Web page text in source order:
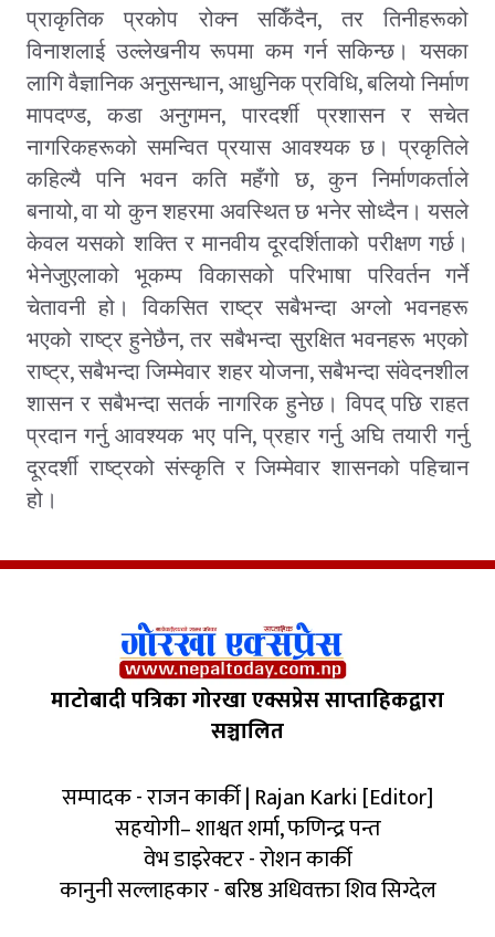
प्राकृतिक प्रकोप रोक्न सकिँदैन,तर तिनीहरूको
विनाशलाई उल्लेखनीय रूपमा कम गर्न सकिन्छ। यसका
लागि वैज्ञानिक अनुसन्धान,आधुनिक प्रविधि,बलियो निर्माण
मापदण्ड,कडा अनुगमन,पारदर्शी प्रशासन र सचेत
नागरिकहरूको समन्वित प्रयास आवश्यक छ। प्रकृतिले
कहिल्यै पनि भवन कति महँगो छ,कुन निर्माणकर्ताले
बनायो,वा यो कुन शहरमा अवस्थित छ भनेर सोध्दैन। यसले
केवल यसको शक्ति र मानवीय दूरदर्शिताको परीक्षण गर्छ।
भेनेजुएलाको भूकम्प विकासको परिभाषा परिवर्तन गर्ने
चेतावनी हो। विकसित राष्ट्र सबैभन्दा अग्लो भवनहरू
भएको राष्ट्र हुनेछैन,तर सबैभन्दा सुरक्षित भवनहरू भएको
राष्ट्र,सबैभन्दा जिम्मेवार शहर योजना,सबैभन्दा संवेदनशील
शासन र सबैभन्दा सतर्क नागरिक हुनेछ। विपद् पछि राहत
प्रदान गर्नु आवश्यक भए पनि,प्रहार गर्नु अघि तयारी गर्नु
दूरदर्शी राष्ट्रको संस्कृति र जिम्मेवार शासनको पहिचान
हो।
माटोबादी पत्रिका गोरखा एक्सप्रेस साप्ताहिकद्वारा
सञ्चालित
सम्पादक - राजन कार्की | Rajan Karki [Editor]
सहयोगी– शाश्वत शर्मा, फणिन्द्र पन्त
वेभ डाइरेक्टर - रोशन कार्की
कानुनी सल्लाहकार - बरिष्ठ अधिवक्ता शिव सिग्देल